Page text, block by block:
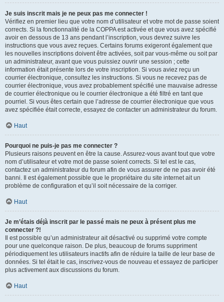
Je suis inscrit mais je ne peux pas me connecter !
Vérifiez en premier lieu que votre nom d’utilisateur et votre mot de passe soient
corrects. Si la fonctionnalité de la COPPA est activée et que vous avez spécifié
avoir en dessous de 13 ans pendant l’inscription, vous devrez suivre les
instructions que vous avez reçues. Certains forums exigeront également que
les nouvelles inscriptions doivent être activées, soit par vous-même ou soit par
un administrateur, avant que vous puissiez ouvrir une session ; cette
information était présente lors de votre inscription. Si vous aviez reçu un
courrier électronique, consultez les instructions. Si vous ne recevez pas de
courrier électronique, vous avez probablement spécifié une mauvaise adresse
de courrier électronique ou le courrier électronique a été filtré en tant que
pourriel. Si vous êtes certain que l’adresse de courrier électronique que vous
avez spécifiée était correcte, essayez de contacter un administrateur du forum.
Haut
Pourquoi ne puis-je pas me connecter ?
Plusieurs raisons peuvent en être la cause. Assurez-vous avant tout que votre
nom d’utilisateur et votre mot de passe soient corrects. Si tel est le cas,
contactez un administrateur du forum afin de vous assurer de ne pas avoir été
banni. Il est également possible que le propriétaire du site internet ait un
problème de configuration et qu’il soit nécessaire de la corriger.
Haut
Je m’étais déjà inscrit par le passé mais ne peux à présent plus me
connecter ?!
Il est possible qu’un administrateur ait désactivé ou supprimé votre compte
pour une quelconque raison. De plus, beaucoup de forums suppriment
périodiquement les utilisateurs inactifs afin de réduire la taille de leur base de
données. Si tel était le cas, inscrivez-vous de nouveau et essayez de participer
plus activement aux discussions du forum.
Haut